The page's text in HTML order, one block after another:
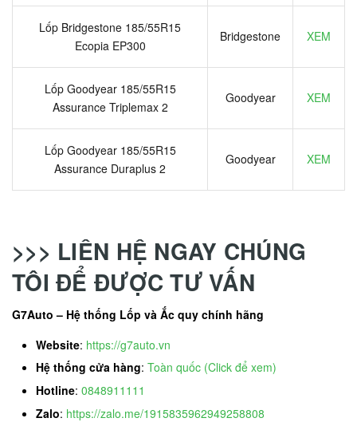
Lốp Bridgestone 185/55R15
Ecopia EP300
Bridgestone XEM
Lốp Goodyear 185/55R15
Assurance Triplemax 2
Goodyear XEM
Lốp Goodyear 185/55R15
Assurance Duraplus 2
Goodyear XEM
>>> LIÊN HỆ NGAY CHÚNG
TÔI ĐỂ ĐƯỢC TƯ VẤN
G7Auto – Hệ thống Lốp và Ắc quy chính hãng
Website: https://g7auto.vn
Hệ thống cửa hàng: Toàn quốc (Click để xem)
Hotline: 0848911111
Zalo: https://zalo.me/1915835962949258808